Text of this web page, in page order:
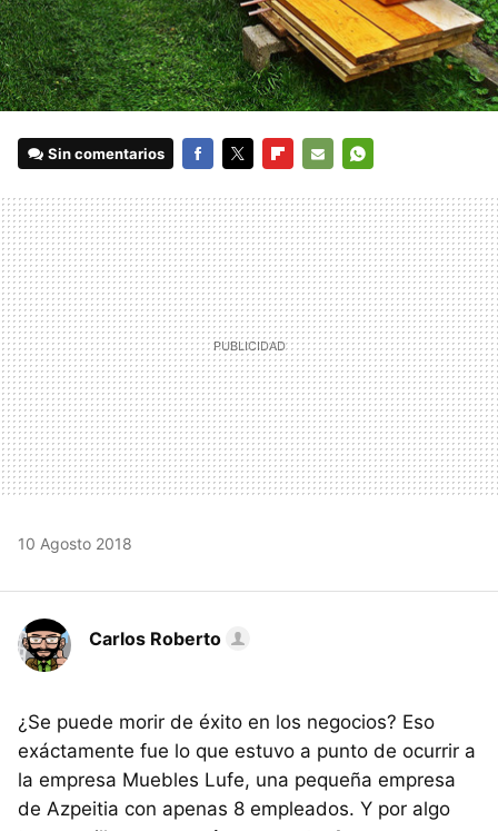
Sin comentarios
MAIL
10 Agosto 2018
Carlos Roberto
¿Se puede morir de éxito en los negocios? Eso
exáctamente fue lo que estuvo a punto de ocurrir a
la empresa Muebles Lufe, una pequeña empresa
de Azpeitia con apenas 8 empleados. Y por algo